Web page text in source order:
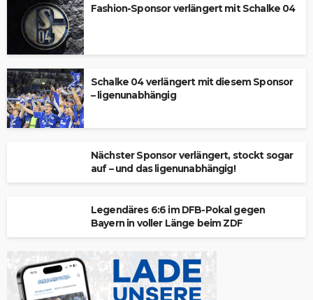
Fashion-Sponsor verlängert mit Schalke 04
Schalke 04 verlängert mit diesem Sponsor
– ligenunabhängig
Nächster Sponsor verlängert, stockt sogar
auf – und das ligenunabhängig!
Legendäres 6:6 im DFB-Pokal gegen
Bayern in voller Länge beim ZDF